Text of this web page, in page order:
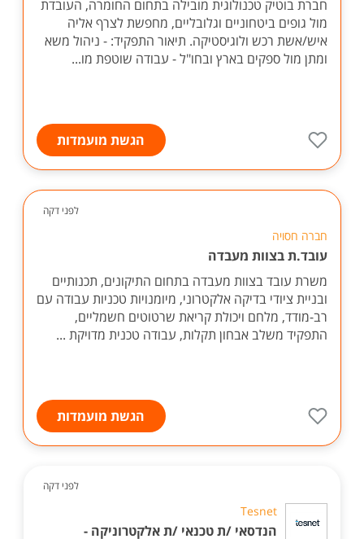
חברת בוטיק טכנולוגית מובילה בתחום החומרה, העובדת
מול גופים ביטחוניים וגלובליים, מחפשת לצרף אליה
איש/אשת רכש ולוגיסטיקה. תיאור התפקיד: - ניהול משא
ומתן מול ספקים בארץ ובחו"ל - עבודה שוטפת מו...
הגשת מועמדות
לפני דקה
חברה חסויה
עובד.ת בצוות מעבדה
משרת עובד בצוות מעבדה בתחום התיקונים, תכנותיים
ובניית ציודי בדיקה אלקטרוני, מיומנויות טכניות עבודה עם
רב-מודד, מלחם ויכולת קריאת שרטוטים חשמליים,
התפקיד משלב אבחון תקלות, עבודה טכנית מדויקת ...
הגשת מועמדות
לפני דקה
Tesnet
הנדסאי /ת טכנאי /ת אלקטרוניקה -